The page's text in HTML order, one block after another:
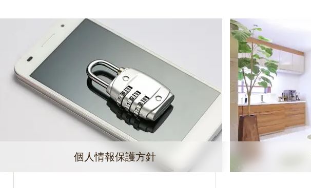
個人情報保護方針